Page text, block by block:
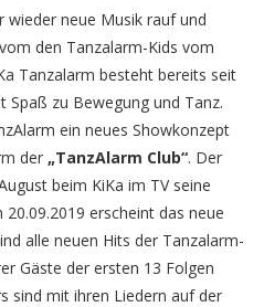
wieder neue Musik rauf und
den Tanzalarm-Kids vom
Tanzalarm besteht bereits seit
Spaß zu Bewegung und Tanz.
ein neues Showkonzept
der „TanzAlarm Club“. Der
beim KiKa im TV seine
erscheint das neue
alle neuen Hits der Tanzalarm-
Gäste der ersten 13 Folgen
sind mit ihren Liedern auf der